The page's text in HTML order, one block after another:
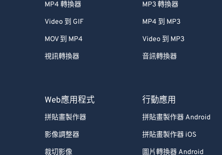
MP4 轉換器
Video 到 GIF
MOV 到 MP4
視訊轉換器
MP3 轉換器
MP4 到 MP3
Video 到 MP3
音訊轉換器
Web應用程式
拼貼畫製作器
影像調整器
裁切影像
行動應用
拼貼畫製作器 Android
拼貼畫製作器 iOS
圖片轉換器 Android